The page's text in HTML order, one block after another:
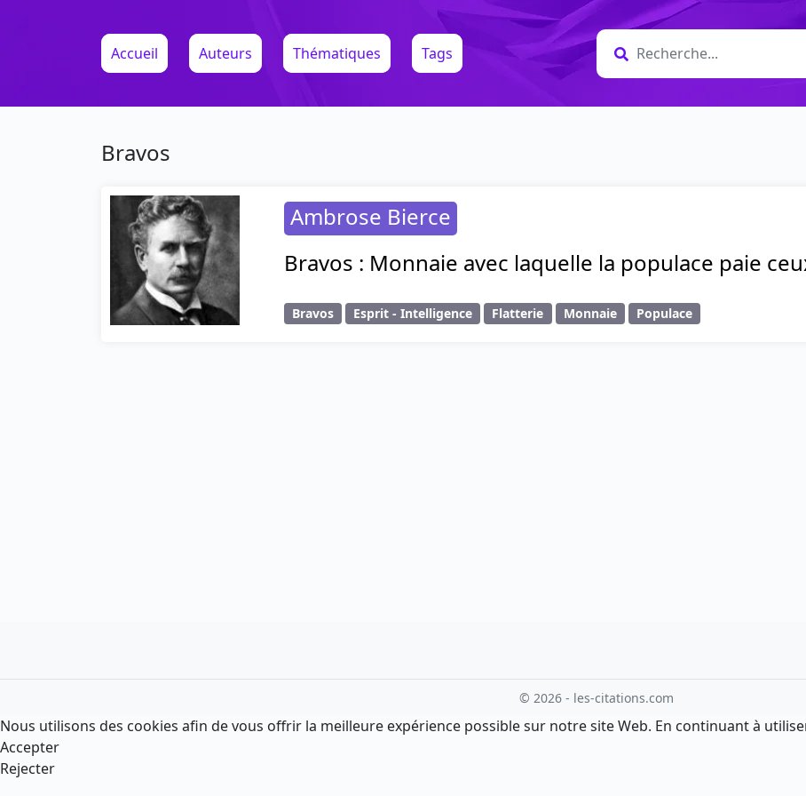
Accueil Auteurs Thématiques Tags
Bravos
Ambrose Bierce
Bravos : Monnaie avec laquelle la populace paie
Bravos Esprit - Intelligence Flatterie Monnaie Populace
© 2026 - les-citations.com
Nous utilisons des cookies afin de vous offrir la meilleure expérience possible sur notre site Web. En continuant à
Accepter
Rejecter